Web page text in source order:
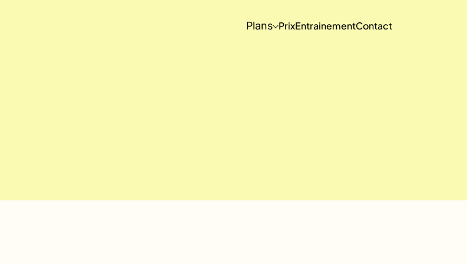
Plans PrixEntrainementContact